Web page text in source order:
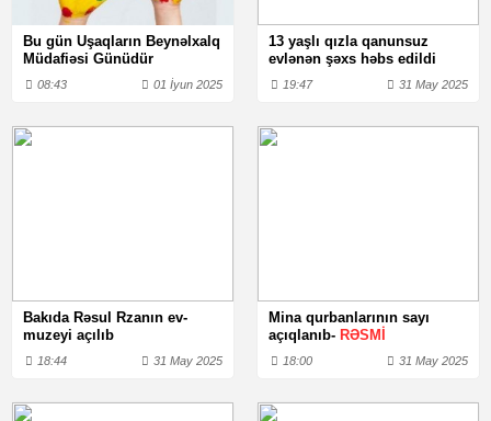
Bu gün Uşaqların Beynəlxalq
Müdafiəsi Günüdür
08:43 01 İyun 2025
13 yaşlı qızla qanunsuz
evlənən şəxs həbs edildi
19:47 31 May 2025
Bakıda Rəsul Rzanın ev-
muzeyi açılıb
18:44 31 May 2025
Mina qurbanlarının sayı
açıqlanıb- RƏSMİ
18:00 31 May 2025